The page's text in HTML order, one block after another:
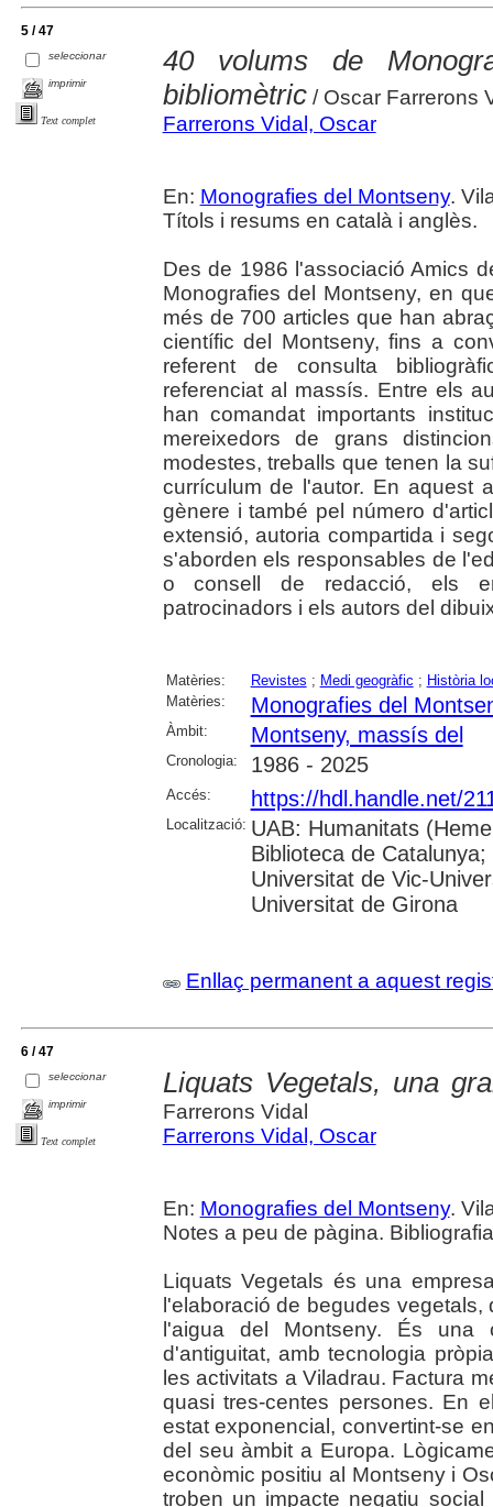
5 / 47
seleccionar
imprimir
Text complet
40 volums de
bibliomètric/ Oscar Farrerons
Farrerons Vidal, Oscar
En: Monografies del Montseny.
Títols i resums en català i anglès.
Des de 1986 l'associació Amics
Monografies del Montseny, en
més de 700 articles que han
científic del Montseny, fins a
referent de consulta
referenciat al massís. Entre els
han comandat importants
mereixedors de grans
modestes, treballs que tenen la
currículum de l'autor. En aquest
gènere i també pel número
extensió, autoria compartida i
s'aborden els responsables de
o consell de redacció, els
patrocinadors i els autors del
Matèries: Revistes ; Medi geogràfic ; Història
Matèries:
Monografies del
Àmbit: Montseny, massís del
Cronologia: 1986 - 2025
Accés: https://hdl.handle.net/
Localització: UAB: Humanitats
Biblioteca de
Universitat de Vic-
Universitat de Girona
Enllaç permanent a aquest
6 / 47
seleccionar
imprimir
Text complet
Liquats Vegetals, una
Farrerons Vidal
Farrerons Vidal, Oscar
En: Monografies del Montseny.
Notes a peu de pàgina.
Liquats Vegetals és una
l'elaboració de begudes
l'aigua del Montseny. És una
d'antiguitat, amb tecnologia
les activitats a Viladrau. Factura
quasi tres-centes persones. En
estat exponencial, convertint-se
del seu àmbit a Europa.
econòmic positiu al Montseny i
troben un impacte negatiu